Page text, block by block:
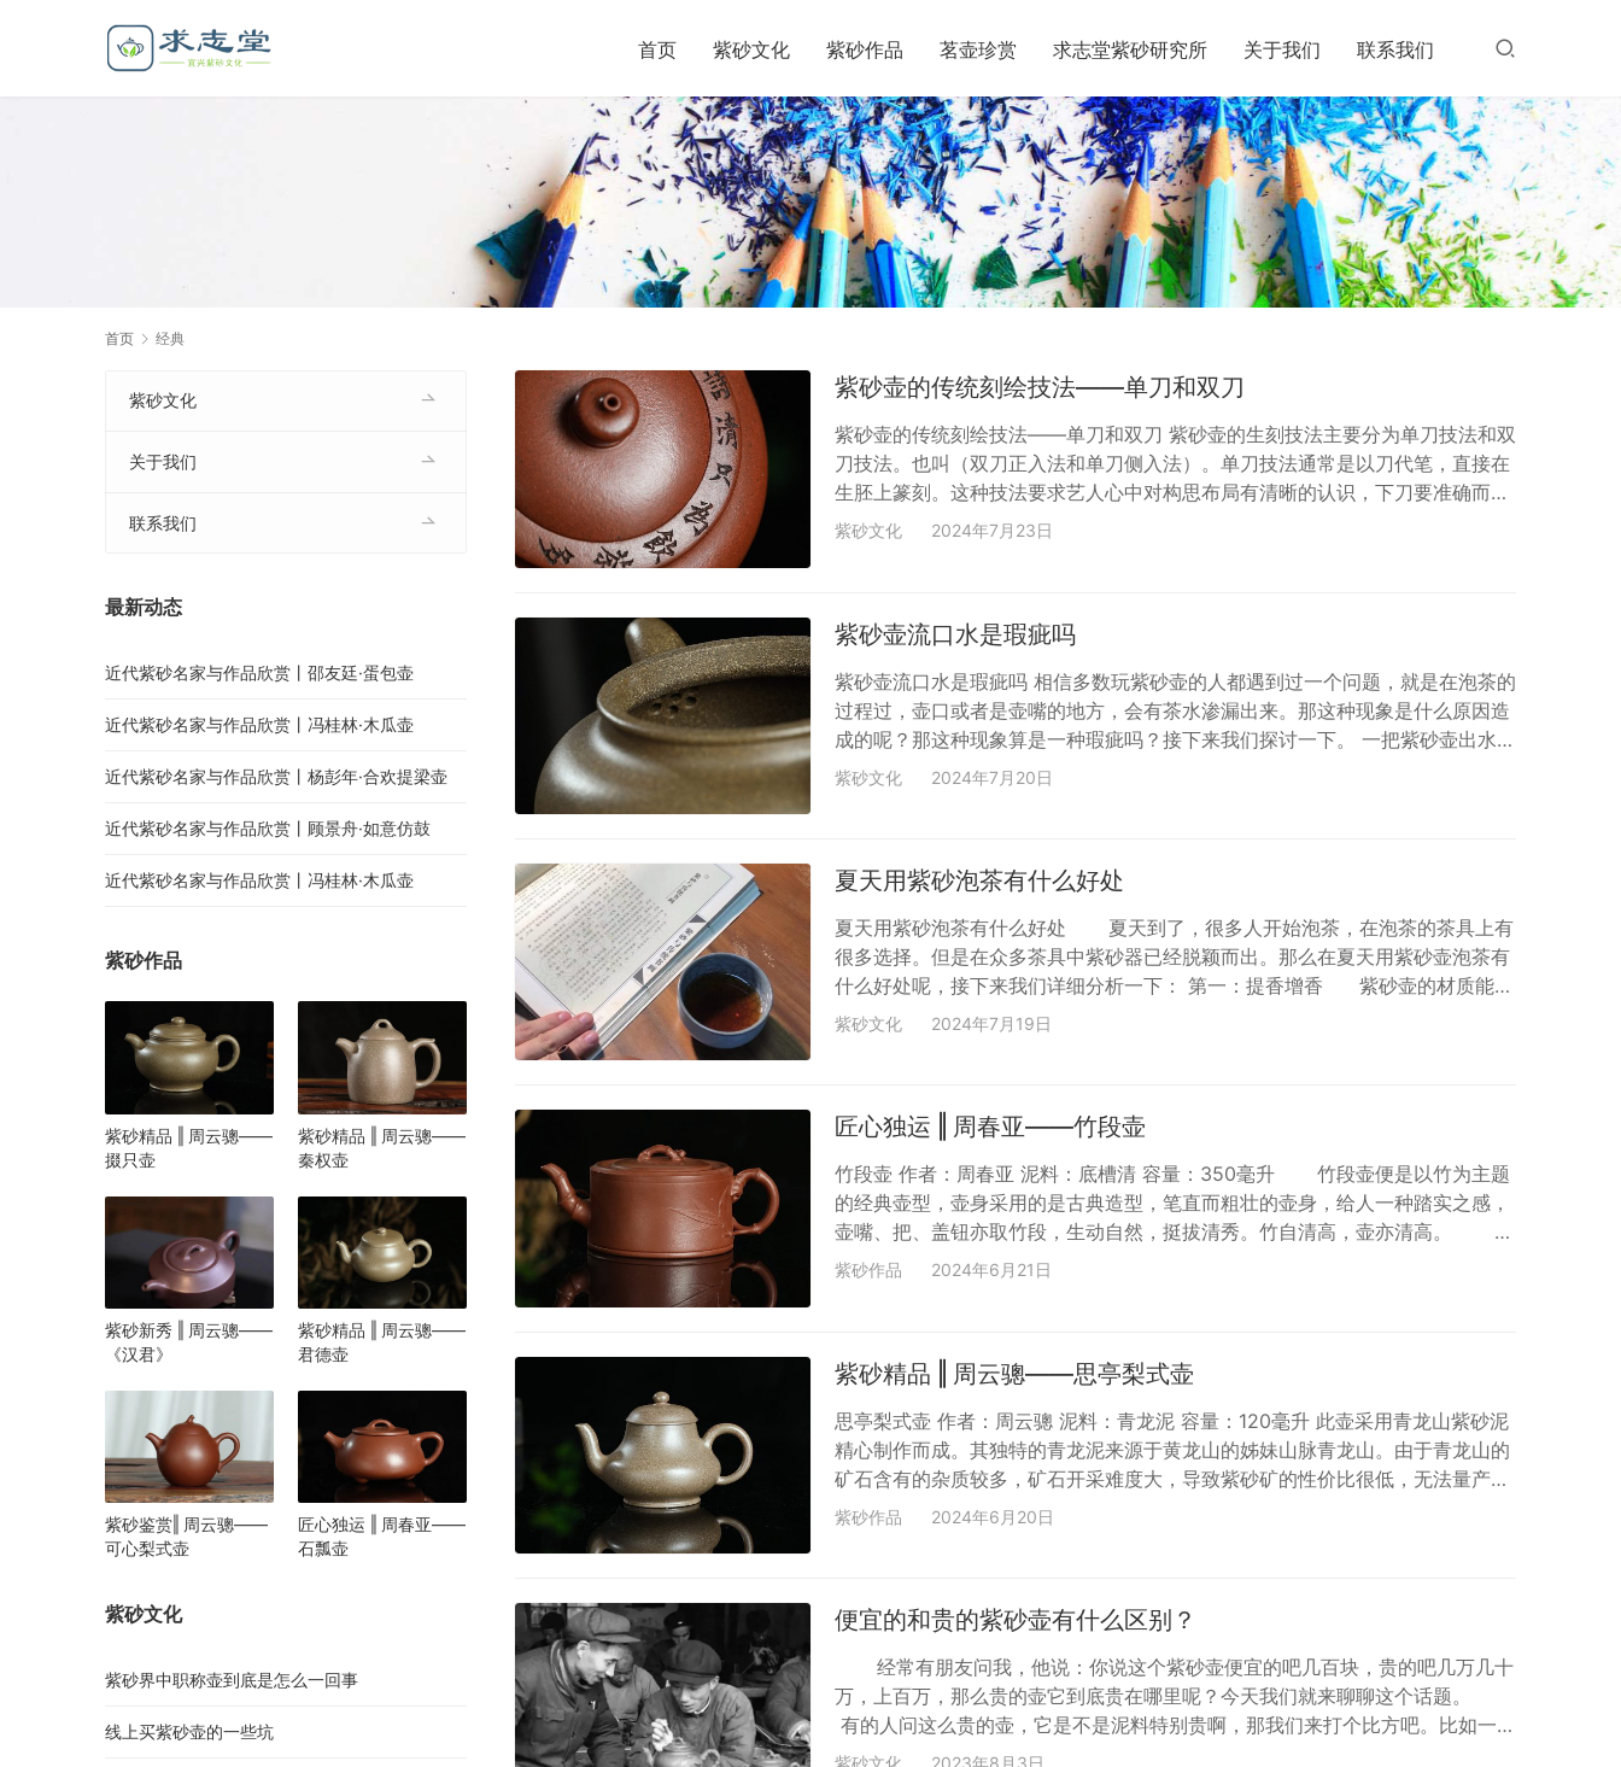
首页 紫砂文化 紫砂作品 茗壶珍赏 求志堂紫砂研究所 关于我们 联系我们
首页 经典
紫砂壶的传统刻绘技法——单刀和双刀
紫砂壶的传统刻绘技法——单刀和双刀 紫砂壶的生刻技法主要分为单刀技法和双
刀技法。也叫（双刀正入法和单刀侧入法）。单刀技法通常是以刀代笔，直接在
生胚上篆刻。这种技法要求艺人心中对构思布局有清晰的认识，下刀要准确而简
练，每一刀的起落都必须注意笔画的气势和收势，追求一气呵成的效果。 相比之
壶的…
紫砂文化 2024年7月23日
紫砂壶流口水是瑕疵吗
紫砂壶流口水是瑕疵吗 相信多数玩紫砂壶的人都遇到过一个问题，就是在泡茶的
过程过，壶口或者是壶嘴的地方，会有茶水渗漏出来。那这种现象是什么原因造
成的呢？那这种现象算是一种瑕疵吗？接下来我们探讨一下。 一把紫砂壶出水时
是否流口水，与以下几点有关： 1，紫砂壶口，壶盖之间的间隙。如果制壶的
置等…
紫砂文化 2024年7月20日
夏天用紫砂泡茶有什么好处
夏天用紫砂泡茶有什么好处 夏天到了，很多人开始泡茶，在泡茶的茶具上有
很多选择。但是在众多茶具中紫砂器已经脱颖而出。那么在夏天用紫砂壶泡茶有
什么好处呢，接下来我们详细分析一下： 第一：提香增香‌ 紫砂壶的材质能够
有效地防止香气过早散失，‌长久使用的紫砂壶内壁挂上一层茶锈，‌使用时间越
紫砂文化 2024年7月19日
匠心独运 ‖ 周春亚——竹段壶
​竹段壶 作者：周春亚 泥料：底槽清 容量：350毫升 竹段壶便是以竹为主题
的经典壶型，壶身采用的是古典造型，笔直而粗壮的壶身，给人一种踏实之感，
壶嘴、把、盖钮亦取竹段，生动自然，挺拔清秀。竹自清高，壶亦清高。 昔
有东坡“宁可食无肉，不可居无竹”。板桥竹石图数幅，以达文人之意。今竹寓于
紫砂作品 2024年6月21日
紫砂精品 ‖ 周云骢——思亭梨式壶
思亭梨式壶 作者：周云骢 泥料：青龙泥 容量：120毫升 此壶采用青龙山紫砂泥
精心制作而成。其独特的青龙泥来源于黄龙山的姊妹山脉青龙山。由于青龙山的
矿石含有的杂质较多，矿石开采难度大，导致紫砂矿的性价比很低，无法量产。
此青龙泥在市面上极其稀少，具有非常高的收藏把玩价值。 历史上的梨形紫砂壶
紫砂作品 2024年6月20日
便宜的和贵的紫砂壶有什么区别？
经常有朋友问我，他说：你说这个紫砂壶便宜的吧几百块，贵的吧几万几十
万，上百万，那么贵的壶它到底贵在哪里呢？今天我们就来聊聊这个话题。
有的人问这么贵的壶，它是不是泥料特别贵啊，那我们来打个比方吧。比如一把
200块钱的壶和一把两万的壶，它们的价格差了19800块，但是这两把壶在泥料
紫砂文化 2023年8月3日
紫砂文化
关于我们
联系我们
最新动态
近代紫砂名家与作品欣赏丨邵友廷·蛋包壶
近代紫砂名家与作品欣赏丨冯桂林·木瓜壶
近代紫砂名家与作品欣赏丨杨彭年·合欢提梁壶
近代紫砂名家与作品欣赏丨顾景舟·如意仿鼓
近代紫砂名家与作品欣赏丨冯桂林·木瓜壶
紫砂作品
紫砂精品 ‖ 周云骢——
掇只壶
紫砂精品 ‖ 周云骢——
秦权壶
紫砂新秀 ‖ 周云骢——
《汉君》
紫砂精品 ‖ 周云骢——
君德壶
紫砂鉴赏‖ 周云骢——
可心梨式壶
匠心独运 ‖ 周春亚——
石瓢壶
紫砂文化
紫砂界中职称壶到底是怎么一回事
线上买紫砂壶的一些坑